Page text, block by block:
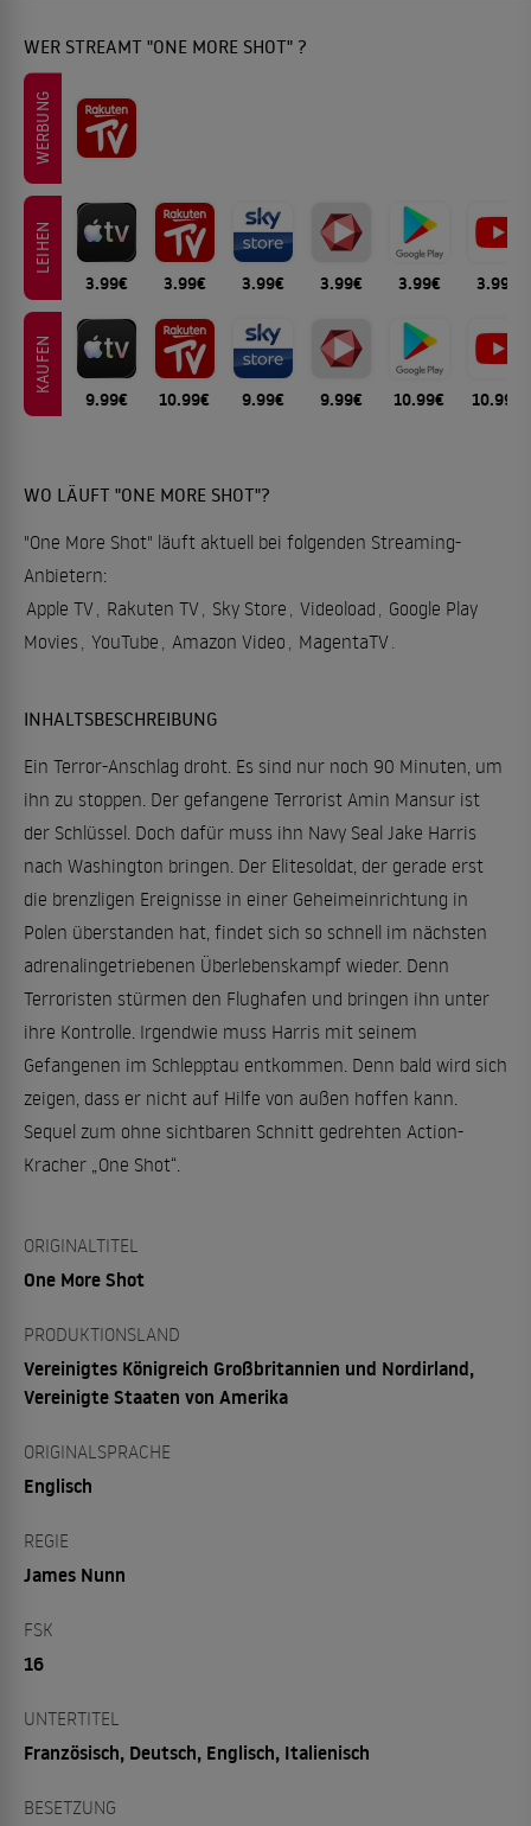
WER STREAMT "ONE MORE SHOT" ?
WERBUNG
LEIHEN
3.99€ 3.99€ 3.99€ 3.99€ 3.99€ 3.99€
KAUFEN
9.99€ 10.99€ 9.99€ 9.99€ 10.99€ 10.99€
WO LÄUFT "ONE MORE SHOT"?
"One More Shot" läuft aktuell bei folgenden Streaming-
Anbietern:
Apple TV, Rakuten TV, Sky Store , Videoload , Google Play
Movies, YouTube , Amazon Video , MagentaTV.
INHALTSBESCHREIBUNG
Ein Terror-Anschlag droht. Es sind nur noch 90 Minuten, um
ihn zu stoppen. Der gefangene Terrorist Amin Mansur ist
der Schlüssel. Doch dafür muss ihn Navy Seal Jake Harris
nach Washington bringen. Der Elitesoldat, der gerade erst
die brenzligen Ereignisse in einer Geheimeinrichtung in
Polen überstanden hat, findet sich so schnell im nächsten
adrenalingetriebenen Überlebenskampf wieder. Denn
Terroristen stürmen den Flughafen und bringen ihn unter
ihre Kontrolle. Irgendwie muss Harris mit seinem
Gefangenen im Schlepptau entkommen. Denn bald wird sich
zeigen, dass er nicht auf Hilfe von außen hoffen kann.
Sequel zum ohne sichtbaren Schnitt gedrehten Action-
Kracher „One Shot“.
ORIGINALTITEL
One More Shot
PRODUKTIONSLAND
Vereinigtes Königreich Großbritannien und Nordirland,
Vereinigte Staaten von Amerika
ORIGINALSPRACHE
Englisch
REGIE
James Nunn
FSK
16
UNTERTITEL
Französisch, Deutsch, Englisch, Italienisch
BESETZUNG